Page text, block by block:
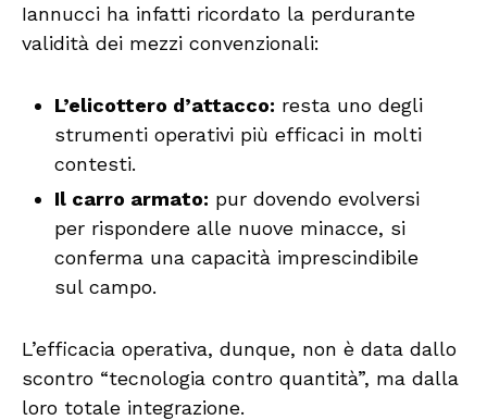
Iannucci ha infatti ricordato la perdurante
validità dei mezzi convenzionali:
L’elicottero d’attacco: resta uno degli
strumenti operativi più efficaci in molti
contesti.
Il carro armato: pur dovendo evolversi
per rispondere alle nuove minacce, si
conferma una capacità imprescindibile
sul campo.
L’efficacia operativa, dunque, non è data dallo
scontro “tecnologia contro quantità”, ma dalla
loro totale integrazione.